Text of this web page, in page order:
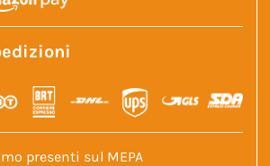
presenti sul MEPA